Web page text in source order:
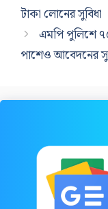
টাকা লোনের সুবিধা
এমপি পুলিশে
পাশেও আবেদনের